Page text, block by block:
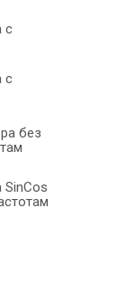
с
с
без
SinCos